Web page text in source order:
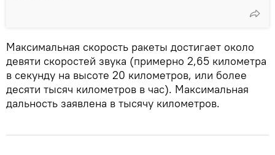
Максимальная скорость ракеты достигает около
девяти скоростей звука (примерно 2,65 километра
в секунду на высоте 20 километров, или более
десяти тысяч километров в час). Максимальная
дальность заявлена в тысячу километров.